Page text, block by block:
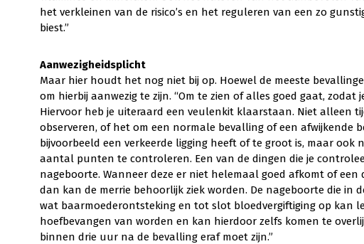
het verkleinen van de risico’s en het reguleren van een zo
biest.”
Aanwezigheidsplicht
Maar hier houdt het nog niet bij op. Hoewel de meeste
om hierbij aanwezig te zijn. “Om te zien of alles goed gaat,
Hiervoor heb je uiteraard een veulenkit klaarstaan. Niet alleen
observeren, of het om een normale bevalling of een afwijkende
bijvoorbeeld een verkeerde ligging heeft of te groot is, maar ook
aantal punten te controleren. Een van de dingen die je
nageboorte. Wanneer deze er niet helemaal goed afkomt of
dan kan de merrie behoorlijk ziek worden. De nageboorte die
wat baarmoederontsteking en tot slot bloedvergiftiging op kan
hoefbevangen van worden en kan hierdoor zelfs komen te
binnen drie uur na de bevalling eraf moet zijn.”